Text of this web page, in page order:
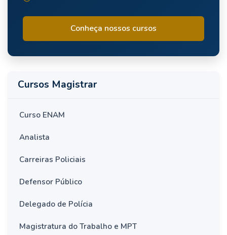
Conheça nossos cursos
Cursos Magistrar
Curso ENAM
Analista
Carreiras Policiais
Defensor Público
Delegado de Polícia
Magistratura do Trabalho e MPT